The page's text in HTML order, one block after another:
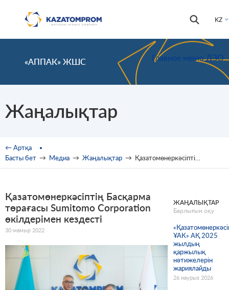
KZ
Іздестіру
«АППАК» ЖШС Главное меню ДЗО
Жаңалықтар
You are here
← Артқа
Басты бет → Медиа → Жаңалықтар → Қазатомөнеркәсіптің Басқарма төрағасы Sumitomo Corporation өкілдерімен кездесті
Қазатомөнеркәсіптің Басқарма
төрағасы Sumitomo Corporation
өкілдерімен кездесті
30 мамыр 2022
ЖАҢАЛЫҚТАР
Барлығын оқу
ҰАК» АҚ 2025
жылдың
қаржылық
нәтижелерін
жариялайды
26 наурыз 2026